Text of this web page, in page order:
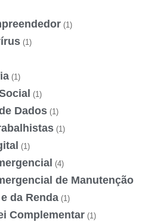
(1)
(1)
(1)
(1)
Dados (1)
(1)
(1)
(4)
de Manutenção
da Renda (1)
Complementar (1)